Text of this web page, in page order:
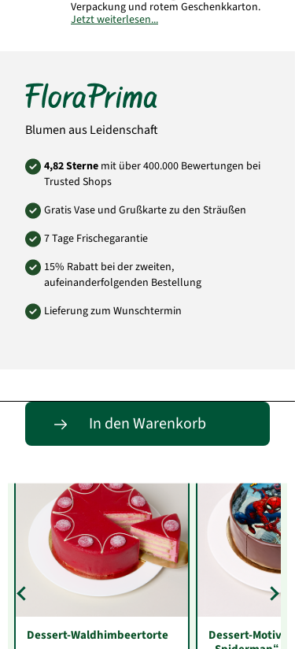
Verpackung und rotem Geschenkkarton.
Jetzt weiterlesen...
Blumen aus Leidenschaft
4,82 Sterne mit über 400.000 Bewertungen bei
Trusted Shops
Gratis Vase und Grußkarte zu den Sträußen
7 Tage Frischegarantie
15% Rabatt bei der zweiten,
aufeinanderfolgenden Bestellung
Lieferung zum Wunschtermin
In den Warenkorb
Entdecke passende Alternativen
Dessert-Waldhimbeertorte
Dessert-Motiv-